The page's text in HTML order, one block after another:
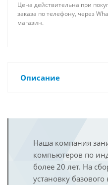
Цена действительна при
заказа по телефону, через
магазин.
Описание
Наша компания
компьютеров по
более 20 лет. На
установку